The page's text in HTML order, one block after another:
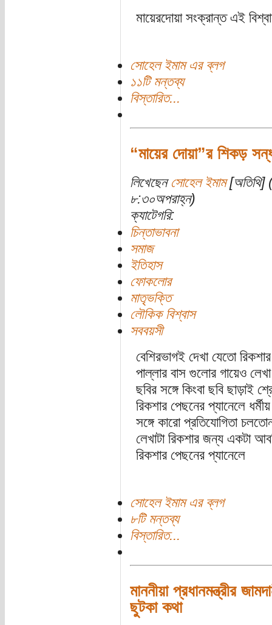
মায়েরদোয়া সংক্রান্ত এই
সোহেল ইমাম এর ব্লগ
১১টি মন্তব্য
বিস্তারিত...
“মায়ের দোয়া”র শিকড়
লিখেছেন সোহেল ইমাম[অতিথি]
৮:৩০অপরাহ্ন)
ক্যাটেগরি:
চিন্তাভাবনা
সমাজ
ইতিহাস
ফোকলোর
মাতৃভক্তি
লৌকিক বিশ্বাস
সববয়সী
বেশিরভাগই দেখা যেতো
পাল্লার বাস গুলোর গায়েও
ছবির সঙ্গে কিংবা ছবি ছাড়াই
রিকশার পেছনের প্যানেলে
সঙ্গে কারো প্রতিযোগিতা
লেখাটা রিকশার জন্য একটা
রিকশার পেছনের প্যানেলে
সোহেল ইমাম এর ব্লগ
৮টি মন্তব্য
বিস্তারিত...
মাননীয়া প্রধানমন্ত্রীর
ছুটকা কথা